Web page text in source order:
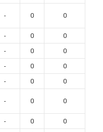
- 0 0
- 0
0
- 0
0
- 0
0
- 0 0
- 0 0
- 0
0